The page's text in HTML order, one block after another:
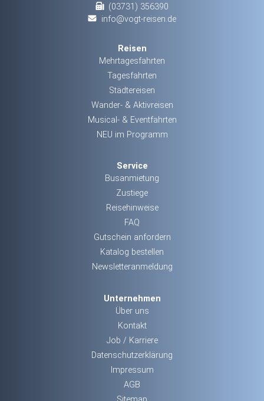
(03731) 356390
info@vogt-reisen.de
Reisen
Mehrtagesfahrten
Tagesfahrten
Städtereisen
Wander- & Aktivreisen
Musical- & Eventfahrten
NEU im Programm
Service
Busanmietung
Zustiege
Reisehinweise
FAQ
Gutschein anfordern
Katalog bestellen
Newsletteranmeldung
Unternehmen
Über uns
Kontakt
Job / Karriere
Datenschutzerklärung
Impressum
AGB